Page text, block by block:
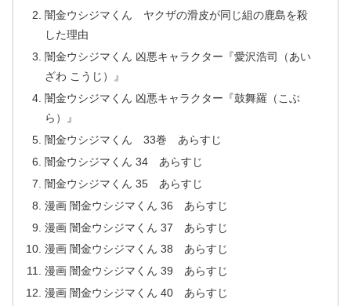
闇金ウシジマくん ヤクザの滑皮が同じ組の鹿島を殺
した理由
闇金ウシジマくん 凶悪キャラクター『愛沢浩司（あい
ざわ こうじ）』
闇金ウシジマくん 凶悪キャラクター『鼓舞羅（こぶ
ら）』
闇金ウシジマくん 33巻 あらすじ
闇金ウシジマくん 34 あらすじ
闇金ウシジマくん 35 あらすじ
漫画 闇金ウシジマくん 36 あらすじ
漫画 闇金ウシジマくん 37 あらすじ
漫画 闇金ウシジマくん 38 あらすじ
漫画 闇金ウシジマくん 39 あらすじ
漫画 闇金ウシジマくん 40 あらすじ